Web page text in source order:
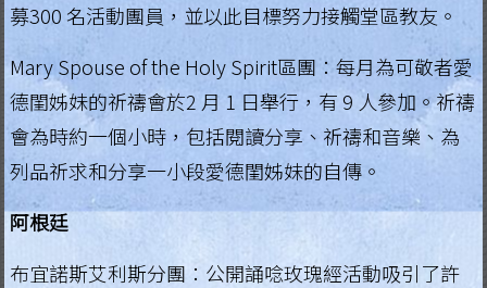
募300 名活動團員，並以此目標努力接觸堂區教友。
Mary Spouse of the Holy Spirit區團：每月為可敬者愛
德閨姊妹的祈禱會於2 月 1 日舉行，有 9 人參加。祈禱
會為時約一個小時，包括閱讀分享、祈禱和音樂、為
列品祈求和分享一小段愛德閨姊妹的自傳。
阿根廷
布宜諾斯艾利斯分團：公開誦唸玫瑰經活動吸引了許